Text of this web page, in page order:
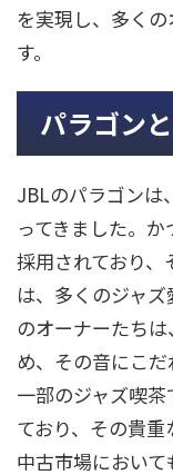
を実現し、多く
す。
パラゴン
JBLのパラゴンは
ってきました。
採用されており
は、多くのジャ
のオーナーたち
め、その音にこだ
一部のジャズ喫
ており、その貴重
中古市場におい